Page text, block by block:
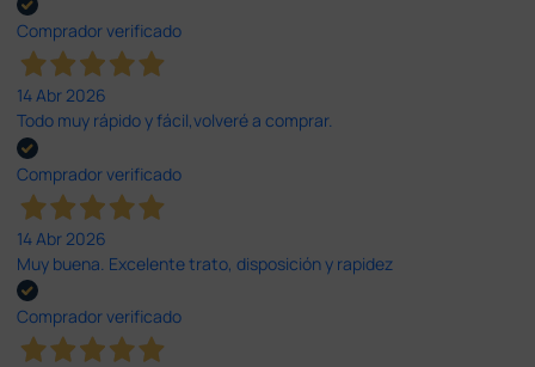
Comprador verificado
14 Abr 2026
Todo muy rápido y fácil,volveré a comprar.
Comprador verificado
14 Abr 2026
Muy buena. Excelente trato, disposición y rapidez
Comprador verificado